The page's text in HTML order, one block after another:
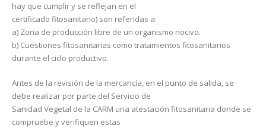
hay que cumplir y se reflejan en el
certificado fitosanitario) son referidas a:
a) Zona de producción libre de un organismo nocivo.
b) Cuestiones fitosanitarias como tratamientos fitosanitarios
durante el ciclo productivo.
Antes de la revisión de la mercancía, en el punto de salida, se
debe realizar por parte del Servicio de
Sanidad Vegetal de la CARM una atestación fitosanitaria donde se
compruebe y verifiquen estas